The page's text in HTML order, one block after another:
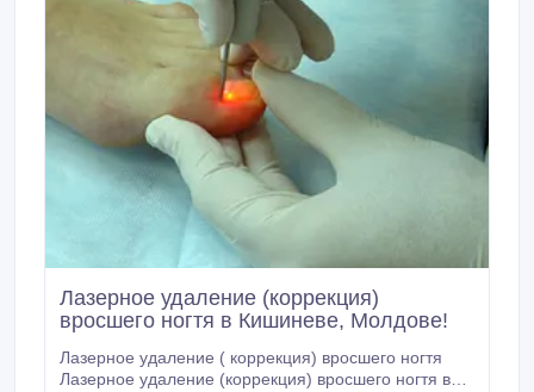
Лазерное удаление (коррекция)
вросшего ногтя в Кишиневе, Молдове!
Лазерное удаление ( коррекция) вросшего ногтя
Лазерное удаление (коррекция) вросшего ногтя в